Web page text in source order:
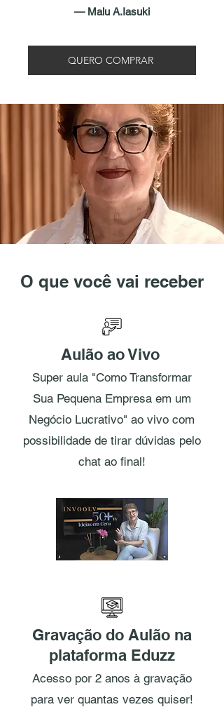
— Malu A.Iasuki
QUERO COMPRAR
O que você vai receber
Aulão ao Vivo
Super aula "Como Transformar
Sua Pequena Empresa em um
Negócio Lucrativo" ao vivo com
possibilidade de tirar dúvidas pelo
chat ao final!
Gravação do Aulão na
plataforma Eduzz
Acesso por 2 anos à gravação
para ver quantas vezes quiser!